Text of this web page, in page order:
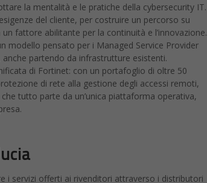
la mentalità e le pratiche della cybersecurity IT.
del cliente, per costruire un percorso su
fattore abilitante per la continuità e l’innovazione.
modello pensato per i Managed Service Provider
partendo da infrastrutture esistenti.
di Fortinet: con un portafoglio di oltre 50
di rete alla gestione degli accessi remoti,
tutto parte da un’unica piattaforma operativa,
i servizi offerti ai rivenditori attraverso i distributori